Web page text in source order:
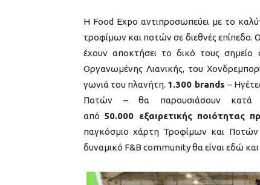
Η Food Expo αντιπροσωπεύει με το
τροφίμων και ποτών σε διεθνές επίπεδο.
έχουν αποκτήσει το δικό τους σημείο
Οργανωμένης Λιανικής, του
γωνιά του πλανήτη. 1.300 brands –
Ποτών – θα παρουσιάσουν κατά
από 50.000 εξαιρετικής ποιότητας
παγκόσμιο χάρτη Τροφίμων και
δυναμικό F&B community θα είναι εδώ και